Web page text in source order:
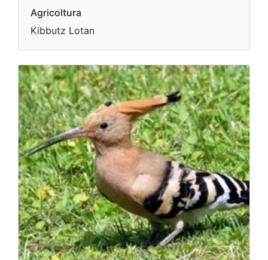
Agricoltura
Kibbutz Lotan